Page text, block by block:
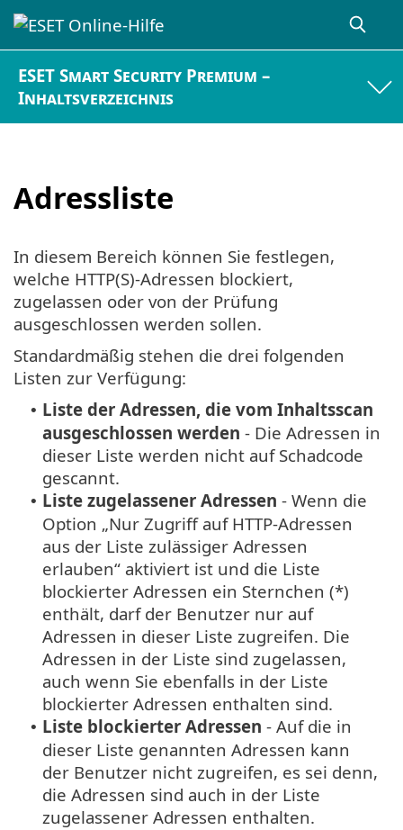
ESET Smart Security Premium –
Inhaltsverzeichnis
Adressliste
In diesem Bereich können Sie festlegen,
welche HTTP(S)-Adressen blockiert,
zugelassen oder von der Prüfung
ausgeschlossen werden sollen.
Standardmäßig stehen die drei folgenden
Listen zur Verfügung:
• Liste der Adressen, die vom Inhaltsscan
ausgeschlossen werden - Die Adressen in
dieser Liste werden nicht auf Schadcode
gescannt.
• Liste zugelassener Adressen - Wenn die
Option „Nur Zugriff auf HTTP-Adressen
aus der Liste zulässiger Adressen
erlauben“ aktiviert ist und die Liste
blockierter Adressen ein Sternchen (*)
enthält, darf der Benutzer nur auf
Adressen in dieser Liste zugreifen. Die
Adressen in der Liste sind zugelassen,
auch wenn Sie ebenfalls in der Liste
blockierter Adressen enthalten sind.
• Liste blockierter Adressen - Auf die in
dieser Liste genannten Adressen kann
der Benutzer nicht zugreifen, es sei denn,
die Adressen sind auch in der Liste
zugelassener Adressen enthalten.